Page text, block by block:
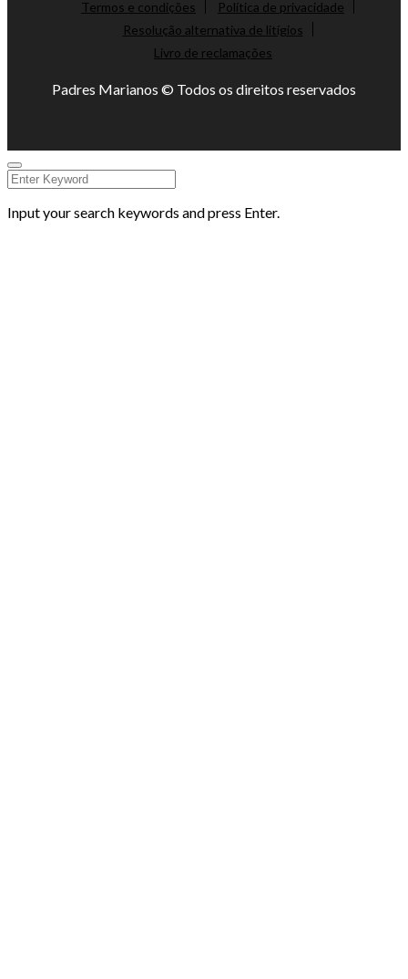
Termos e condições
Política de privacidade
Resolução alternativa de litígios
Livro de reclamações
Padres Marianos © Todos os direitos reservados
Input your search keywords and press Enter.